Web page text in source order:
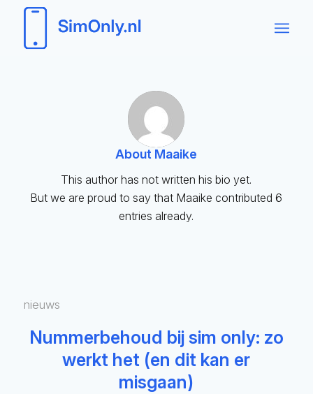
About Maaike
This author has not written his bio yet.
But we are proud to say that Maaike contributed 6
entries already.
nieuws
Nummerbehoud bij sim only: zo
werkt het (en dit kan er
misgaan)